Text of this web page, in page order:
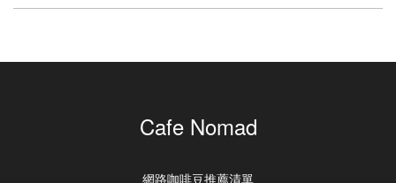
Cafe Nomad
網路咖啡豆推薦清單